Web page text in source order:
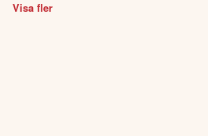
Visa fler